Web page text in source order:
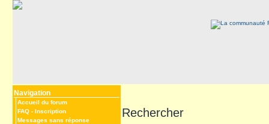
Navigation
Accueil du forum
FAQ - Inscription
Messages sans réponse
Rechercher